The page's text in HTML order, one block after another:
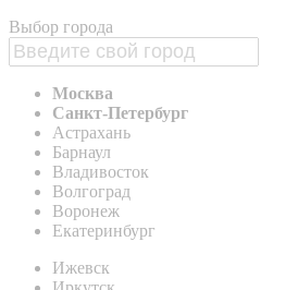
Выбор города
Москва
Санкт-Петербург
Астрахань
Барнаул
Владивосток
Волгоград
Воронеж
Екатеринбург
Ижевск